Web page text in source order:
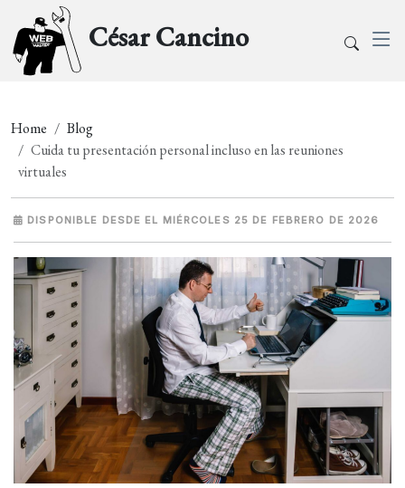
César Cancino
Home
Blog
Cuida tu presentación personal incluso en las reuniones
virtuales
DISPONIBLE DESDE EL MIÉRCOLES 25 DE FEBRERO DE 2026